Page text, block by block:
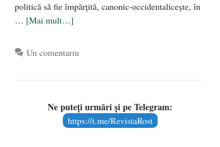
politică să fie împărţită, canonic-occidentaliceşte, în
… [Mai mult…]
Un comentariu
Ne puteți urmări și pe Telegram:
https://t.me/RevistaRost